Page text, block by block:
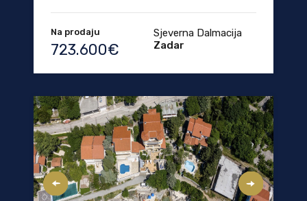
Na prodaju
723.600€
Sjeverna Dalmacija
Zadar